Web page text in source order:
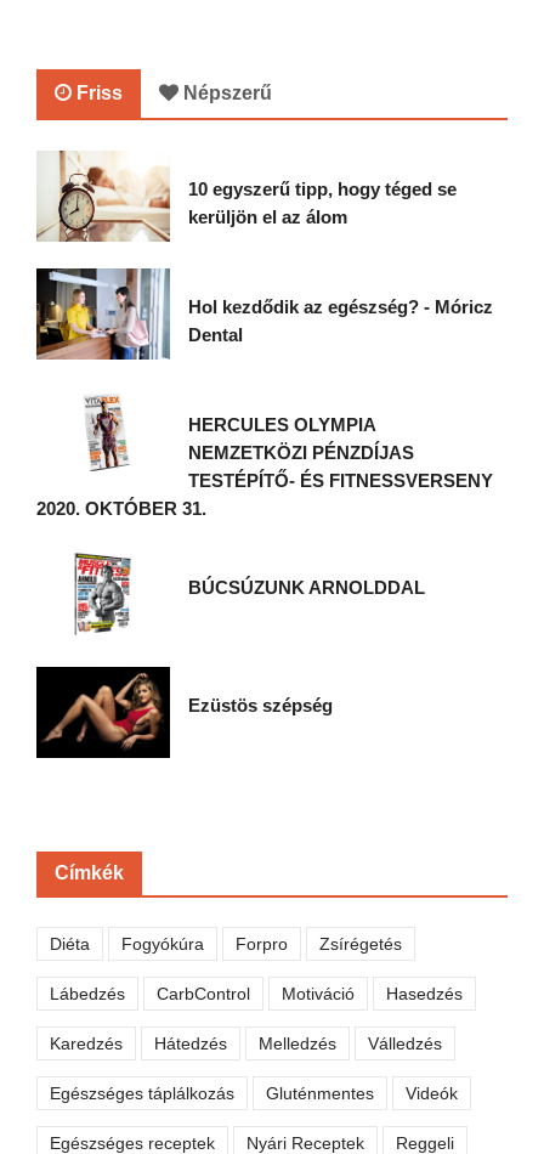
Friss Népszerű
10 egyszerű tipp, hogy téged se
kerüljön el az álom
Hol kezdődik az egészség? - Móricz
Dental
HERCULES OLYMPIA
NEMZETKÖZI PÉNZDÍJAS
TESTÉPÍTŐ- ÉS FITNESSVERSENY
2020. OKTÓBER 31.
BÚCSÚZUNK ARNOLDDAL
Ezüstös szépség
Címkék
Diéta Fogyókúra Forpro Zsírégetés
Lábedzés CarbControl Motiváció Hasedzés
Karedzés Hátedzés Melledzés Válledzés
Egészséges táplálkozás Gluténmentes Videók
Egészséges receptek Nyári Receptek Reggeli